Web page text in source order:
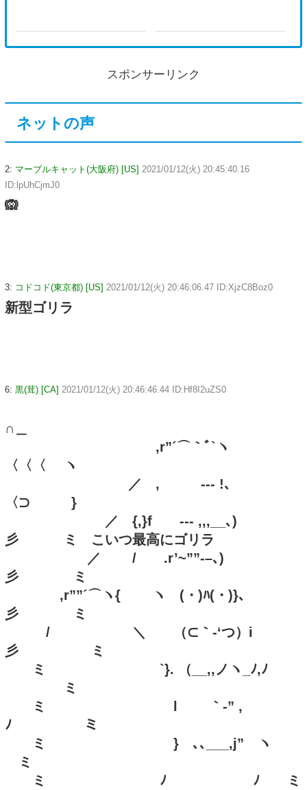
スポンサーリンク
ネットの声
2: マーブルキャット(大阪府) [US] 2021/01/12(火) 20:45:40.16
ID:lpUhCjmJ0
🙉
3: コドコド(東京都) [US] 2021/01/12(火) 20:46:06.47 ID:XjzC8Boz0
新型ゴリラ
6: 黒(茸) [CA] 2021/01/12(火) 20:46:46.44 ID:Hf8I2uZS0
∩＿
,r”´⌒｀ﾞ`ヽ
〈〈〈 ヽ
／ , -‐- !､
〈⊃ }
／ {,}f -‐- ,,,__､)
彡 ミ こいつ最高にゴリラ
／ / .r’~””‐–､)
彡 ミ
,r””´⌒ヽ{ ヽ (・)ﾊ(・)}､
彡 ミ
/ ＼ （⊂｀-‘つ）i
彡 ミ
ミ `}. （__,,ノヽ_ﾉ,ﾉ
ミ
ミ l ｀-” ,
ﾉ ミ
ミ } ､､___,j” ヽ
ミ
ミ ﾉ ﾉ ミ